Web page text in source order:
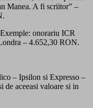
Manea. A fi scriitor” –
onorariu ICR
– 4.652,30 RON.
– Ipsilon si Expresso –
de aceeasi valoare si in